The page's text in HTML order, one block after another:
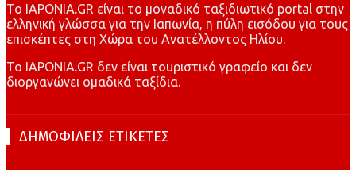
To IAPONIA.GR είναι το μοναδικό ταξιδιωτικό portal στην
ελληνική γλώσσα για την Ιαπωνία, η πύλη εισόδου για τους
επισκέπτες στη Χώρα του Ανατέλλοντος Ηλίου.
To IAPONIA.GR δεν είναι τουριστικό γραφείο και δεν
διοργανώνει ομαδικά ταξίδια.
ΔΗΜΟΦΙΛΕΙΣ ΕΤΙΚΕΤΕΣ